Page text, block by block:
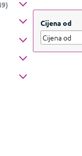
Cijena od